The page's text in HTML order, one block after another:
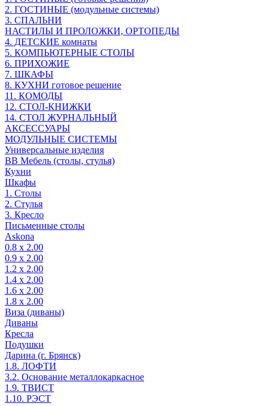
2. ГОСТИНЫЕ (модульные системы)
3. СПАЛЬНИ
НАСТИЛЫ И ПРОЛОЖКИ, ОРТОПЕДЫ
4. ДЕТСКИЕ комнаты
5. КОМПЬЮТЕРНЫЕ СТОЛЫ
6. ПРИХОЖИЕ
7. ШКАФЫ
8. КУХНИ готовое решение
11. КОМОДЫ
12. СТОЛ-КНИЖКИ
14. СТОЛ ЖУРНАЛЬНЫЙ
АКСЕССУАРЫ
МОДУЛЬНЫЕ СИСТЕМЫ
Универсальные изделия
ВВ Мебель (столы, стулья)
Кухни
Шкафы
1. Столы
2. Стулья
3. Кресло
Письменные столы
Askona
0.8 х 2.00
0.9 х 2.00
1.2 х 2.00
1.4 х 2.00
1.6 х 2.00
1.8 х 2.00
Виза (диваны)
Диваны
Кресла
Подушки
Дарина (г. Брянск)
1.8. ЛОФТИ
3.2. Основание металлокаркасное
1.9. ТВИСТ
1.10. РЭСТ